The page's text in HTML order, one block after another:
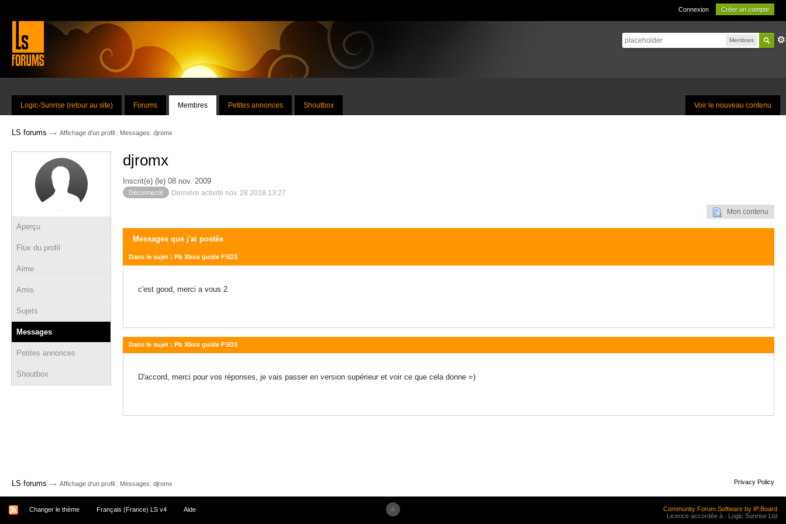
Connexion Créer un compte
Membres
Voir le nouveau contenu
Logic-Sunrise (retour au site) Forums Membres Petites annonces Shoutbox
LS forums → Affichage d'un profil : Messages: djromx
Aperçu
Flux du profil
Aime
Amis
Sujets
Messages
Petites annonces
Shoutbox
djromx
Inscrit(e) (le) 08 nov. 2009
Déconnecté Dernière activité nov. 28 2018 13:27
Mon contenu
Messages que j'ai postés
Dans le sujet : Pb Xbox guide FSD3
c'est good, merci a vous 2
Dans le sujet : Pb Xbox guide FSD3
D'accord, merci pour vos réponses, je vais passer en version supérieur et voir ce que cela donne =)
LS forums → Affichage d'un profil : Messages: djromx Privacy Policy
Changer le thème Français (France) LS v4 Aide
Community Forum Software by IP.Board
Licence accordée à : Logic Sunrise Ltd